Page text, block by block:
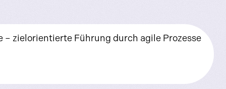
– zielorientierte Führung durch agile Prozesse